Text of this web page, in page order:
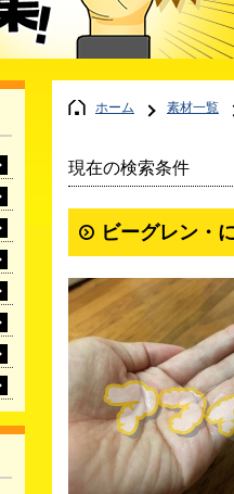
ホーム 素材一覧
現在の検索条件
ビーグレン・